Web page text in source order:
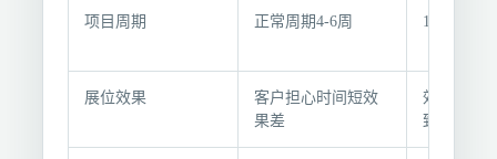
结
客
项目周期 正常周期4-6周 14天完成
展位效果
客户担心时间短效
果差
效果与设
致，吸引